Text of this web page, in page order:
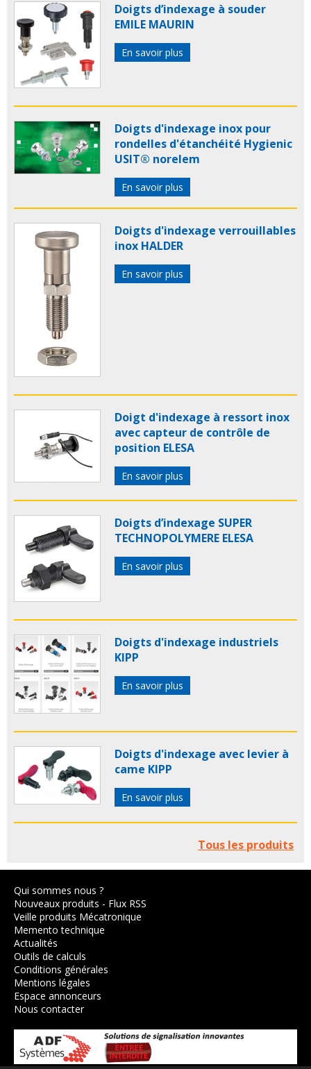
Doigts d’indexage à souder
EMILE MAURIN
En savoir plus
Doigts d'indexage inox pour
rondelles d'étanchéité Hygienic
USIT® norelem
En savoir plus
Doigts d'in­dexage verrouillables
inox HALDER
En savoir plus
Doigt d'indexage à ressort inox
avec capteur de contrôle de
position ELESA
En savoir plus
Doigts d’indexage SUPER
TECHNOPOLYMERE ELESA
En savoir plus
Doigts d'indexage industriels
KIPP
En savoir plus
Doigts d'indexage avec levier à
came KIPP
En savoir plus
Tous les produits
Qui sommes nous ?
Nouveaux produits - Flux RSS
Veille produits Mécatronique
Memento technique
Actualités
Outils de calculs
Conditions générales
Mentions légales
Espace annonceurs
Nous contacter